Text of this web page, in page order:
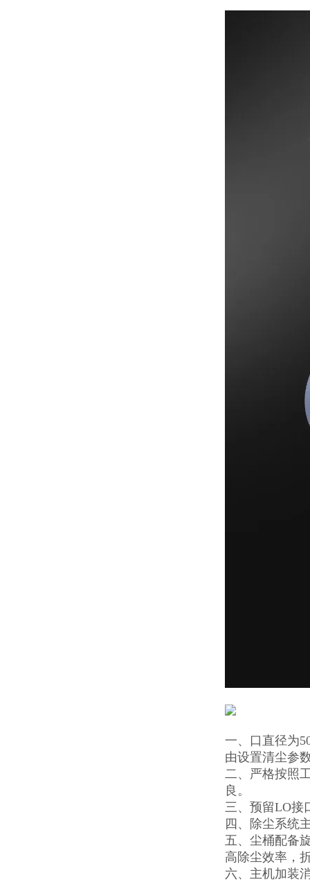
一、口直径为
由设置清尘参
二、严格按照
良。
三、预留LO接
四、除尘系统
五、尘桶配备
高除尘效率，
六、主机加装